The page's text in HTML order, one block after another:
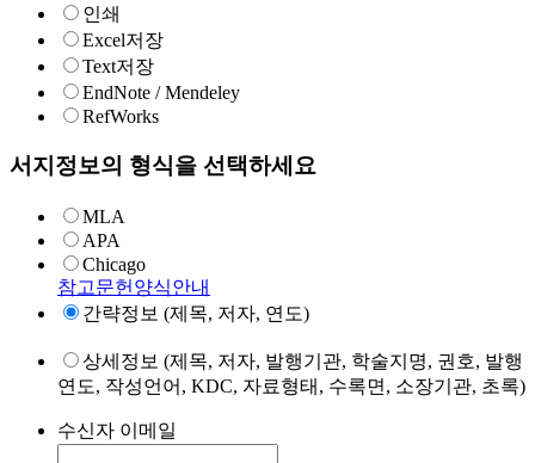
인쇄
Excel저장
Text저장
EndNote / Mendeley
RefWorks
서지정보의 형식을 선택하세요
MLA
APA
Chicago
참고문헌양식안내
간략정보 (제목, 저자, 연도)
상세정보 (제목, 저자, 발행기관, 학술지명, 권호, 발행
연도, 작성언어, KDC, 자료형태, 수록면, 소장기관, 초록)
수신자 이메일